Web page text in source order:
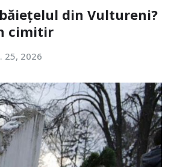
din Vultureni?
cimitir
25, 2026